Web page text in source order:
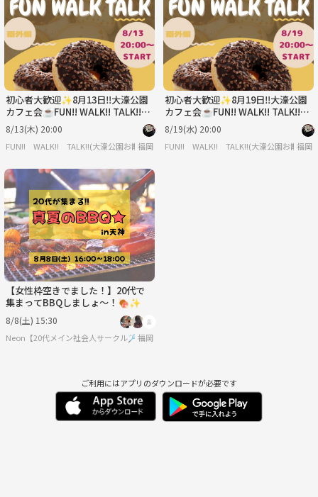
初心者大歓迎✨8月13日‼️大濠公園
カフェ会☕️FUN!! WALK!! TALK!!
🎧💕
8/13(木) 20:00
FUN!! WALK!! TALK!!(大濠公園お散歩会🚶🐕)
福岡
初心者大歓迎✨8月19日‼️大濠公園
カフェ会☕️FUN!! WALK!! TALK!!
🎧💕
8/19(水) 20:00
FUN!! WALK!! TALK!!(大濠公園お散歩
福岡
【女性枠空きでました！】20代で
集まってBBQしましょ〜！🍖✨
8/8(土) 15:30
Neon【20代メイン社会人サークル🏸】福岡
ご利用にはアプリのダウンロードが必要です